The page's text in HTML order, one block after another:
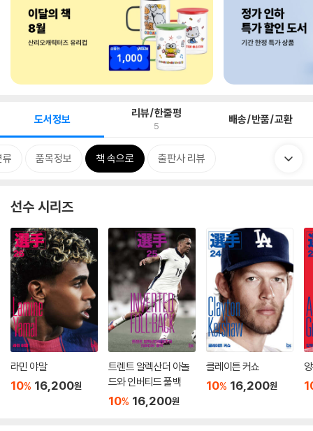
도서정보 리뷰/한줄평
5 배송/반품/교환
류 품목정보 책 속으로 출판사 리뷰
선수 시리즈
라민 야말
10% 16,200원
트렌트 알렉산더 아놀
드와 인버티드 풀백
10% 16,200원
클레이튼 커쇼
10% 16,200원